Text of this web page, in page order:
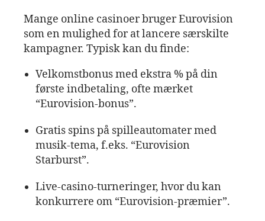
Mange online casinoer bruger Eurovision
som en mulighed for at lancere særskilte
kampagner. Typisk kan du finde:
Velkomstbonus med ekstra % på din
første indbetaling, ofte mærket
“Eurovision‑bonus”.
Gratis spins på spilleautomater med
musik‑tema, f.eks. “Eurovision
Starburst”.
Live‑casino‑turneringer, hvor du kan
konkurrere om “Eurovision‑præmier”.